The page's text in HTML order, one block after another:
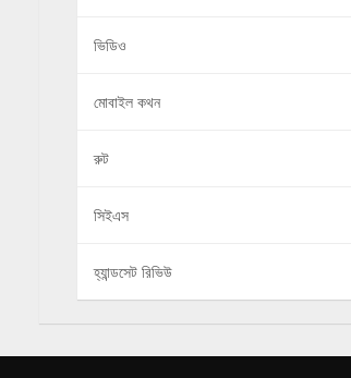
ভিডিও
মোবাইল কথন
রুট
সিইএস
হ্যান্ডসেট রিভিউ